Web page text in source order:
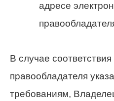
адресе
В случае
правообладателя
требованиям,